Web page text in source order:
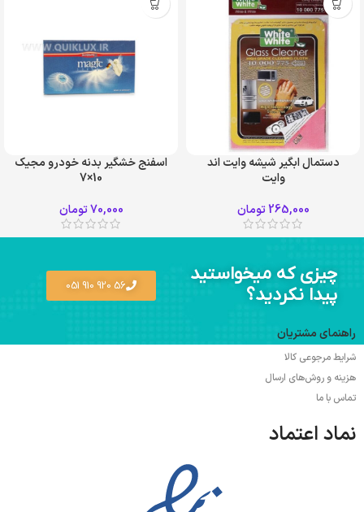
دستمال ابگیر شیشه وایت اند
وایت
265,000 تومان
اسفنج خشگیر بدنه خودرو مجیک
10×7
70,000تومان
چیزی که میخواستید
پیدا نکردید؟
56 920 910 051
راهنمای مشتریان
شرایط مرجوعی کالا
هزینه و روش‌های ارسال
تماس با ما
نماد اعتماد